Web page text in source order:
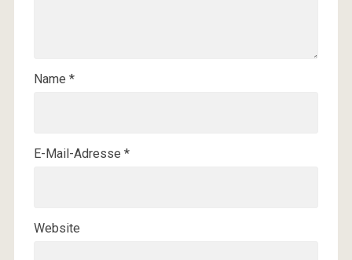
Name *
E-Mail-Adresse *
Website